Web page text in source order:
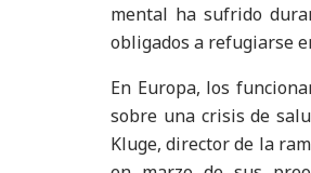
mental ha sufrido
obligados a refugiarse
En Europa, los
sobre una crisis de
Kluge, director de la